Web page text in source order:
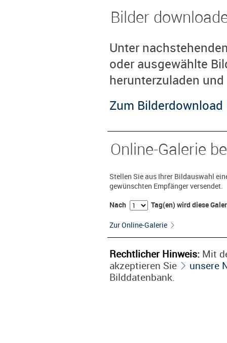
Bilder
Unter
oder ausgewählte
herunterzuladen
Zum Bilderdownload
Online-Galerie
Stellen Sie aus Ihrer Bildauswahl
gewünschten Empfänger versendet.
Nach
Tag(en) wird diese
Zur Online-Galerie
Rechtlicher Hinweis: Mit
akzeptieren Sie
unsere
Bilddatenbank.